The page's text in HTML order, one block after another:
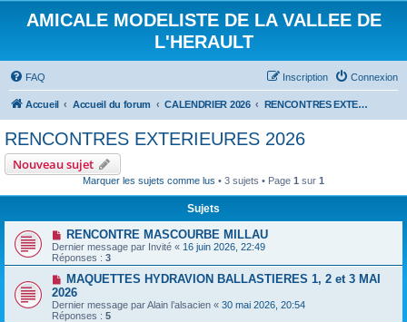
AMICALE MODELISTE DE LA VALLEE DE
L'HERAULT
FAQ Connexion
Inscription
Accueil Accueil du forum CALENDRIER 2026 RENCONTRES EXTERIEURES 2026
RENCONTRES EXTERIEURES 2026
Nouveau sujet
Marquer les sujets comme lus • 3 sujets • Page 1 sur 1
Sujets
RENCONTRE MASCOURBE MILLAU
Dernier message par Invité « 16 juin 2026, 22:49
Réponses : 3
MAQUETTES HYDRAVION BALLASTIERES 1, 2 et 3 MAI
2026
Dernier message parAlain l’alsacien « 30 mai 2026, 20:54
Réponses : 5